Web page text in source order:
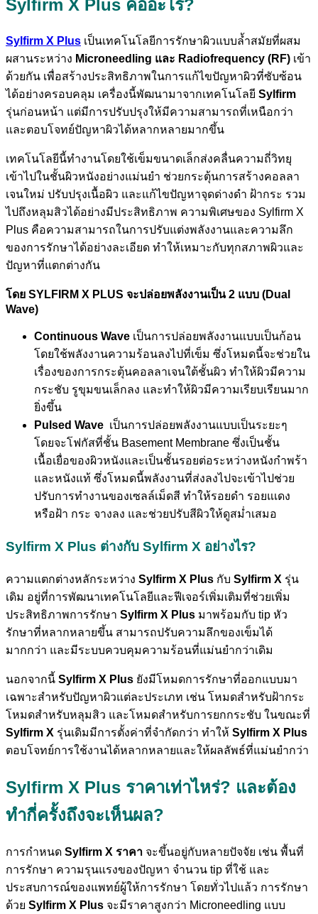
Sylfirm X Plus คืออะไร?
Sylfirm X Plus เป็นเทคโนโลยีการรักษาผิวแบบล้ำสมัยที่ผสม
ผสานระหว่าง Microneedling และ Radiofrequency (RF) เข้า
ด้วยกัน เพื่อสร้างประสิทธิภาพในการแก้ไขปัญหาผิวที่ซับซ้อน
ได้อย่างครอบคลุม เครื่องนี้พัฒนามาจากเทคโนโลยี Sylfirm
รุ่นก่อนหน้า แต่มีการปรับปรุงให้มีความสามารถที่เหนือกว่า
และตอบโจทย์ปัญหาผิวได้หลากหลายมากขึ้น
เทคโนโลยีนี้ทำงานโดยใช้เข็มขนาดเล็กส่งคลื่นความถี่วิทยุ
เข้าไปในชั้นผิวหนังอย่างแม่นยำ ช่วยกระตุ้นการสร้างคอลลา
เจนใหม่ ปรับปรุงเนื้อผิว และแก้ไขปัญหาจุดด่างดำ ฝ้ากระ รวม
ไปถึงหลุมสิวได้อย่างมีประสิทธิภาพ ความพิเศษของ Sylfirm X
Plus คือความสามารถในการปรับแต่งพลังงานและความลึก
ของการรักษาได้อย่างละเอียด ทำให้เหมาะกับทุกสภาพผิวและ
ปัญหาที่แตกต่างกัน
โดย SYLFIRM X PLUS จะปล่อยพลังงานเป็น 2 แบบ (Dual
Wave)
Continuous Wave เป็นการปล่อยพลังงานแบบเป็นก้อน
โดยใช้พลังงานความร้อนลงไปที่เข็ม ซึ่งโหมดนี้จะช่วยใน
เรื่องของการกระตุ้นคอลลาเจนใต้ชั้นผิว ทำให้ผิวมีความ
กระชับ รูขุมขนเล็กลง และทำให้ผิวมีความเรียบเรียนมาก
ยิ่งขึ้น
Pulsed Wave เป็นการปล่อยพลังงานแบบเป็นระยะๆ
โดยจะโฟกัสที่ชั้น Basement Membrane ซึ่งเป็นชั้น
เนื้อเยื่อของผิวหนังและเป็นชั้นรอยต่อระหว่างหนังกำพร้า
และหนังแท้ ซึ่งโหมดนี้พลังงานที่ส่งลงไปจะเข้าไปช่วย
ปรับการทำงานของเซลล์เม็ดสี ทำให้รอยดำ รอยแเดง
หรือฝ้า กระ จางลง และช่วยปรับสีผิวให้ดูสม่ำเสมอ
Sylfirm X Plus ต่างกับ Sylfirm X อย่างไร?
ความแตกต่างหลักระหว่าง Sylfirm X Plus กับ Sylfirm X รุ่น
เดิม อยู่ที่การพัฒนาเทคโนโลยีและฟีเจอร์เพิ่มเติมที่ช่วยเพิ่ม
ประสิทธิภาพการรักษา Sylfirm X Plus มาพร้อมกับ tip หัว
รักษาที่หลากหลายขึ้น สามารถปรับความลึกของเข็มได้
มากกว่า และมีระบบควบคุมความร้อนที่แม่นยำกว่าเดิม
นอกจากนี้ Sylfirm X Plus ยังมีโหมดการรักษาที่ออกแบบมา
เฉพาะสำหรับปัญหาผิวแต่ละประเภท เช่น โหมดสำหรับฝ้ากระ
โหมดสำหรับหลุมสิว และโหมดสำหรับการยกกระชับ ในขณะที่
Sylfirm X รุ่นเดิมมีการตั้งค่าที่จำกัดกว่า ทำให้ Sylfirm X Plus
ตอบโจทย์การใช้งานได้หลากหลายและให้ผลลัพธ์ที่แม่นยำกว่า
Sylfirm X Plus ราคาเท่าไหร่? และต้อง
ทำกี่ครั้งถึงจะเห็นผล?
การกำหนด Sylfirm X ราคา จะขึ้นอยู่กับหลายปัจจัย เช่น พื้นที่
การรักษา ความรุนแรงของปัญหา จำนวน tip ที่ใช้ และ
ประสบการณ์ของแพทย์ผู้ให้การรักษา โดยทั่วไปแล้ว การรักษา
ด้วย Sylfirm X Plus จะมีราคาสูงกว่า Microneedling แบบ